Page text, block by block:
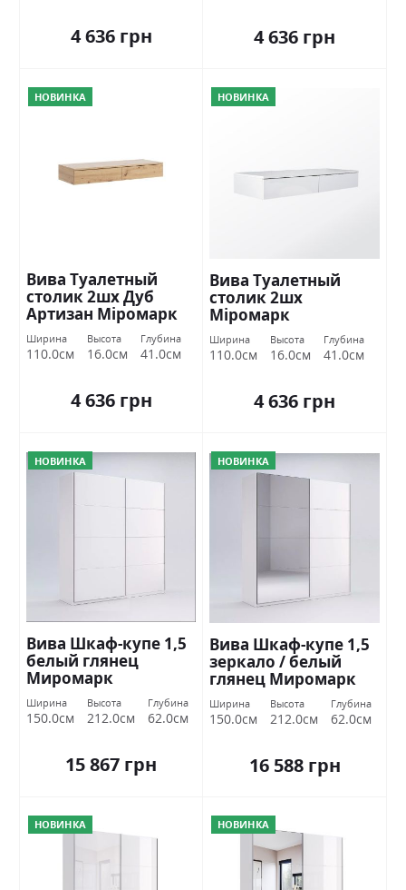
4 636 грн 4 636 грн
НОВИНКА
Вива Туалетный
столик 2шх Дуб
Артизан Міромарк
Ширина
110.0см
Высота
16.0см
Глубина
41.0см
4 636 грн
НОВИНКА
Вива Туалетный
столик 2шх
Міромарк
Ширина
110.0см
Высота
16.0см
Глубина
41.0см
4 636 грн
НОВИНКА
Вива Шкаф-купе 1,5
белый глянец
Миромарк
Ширина
150.0см
Высота
212.0см
Глубина
62.0см
15 867 грн
НОВИНКА
Вива Шкаф-купе 1,5
зеркало / белый
глянец Миромарк
Ширина
150.0см
Высота
212.0см
Глубина
62.0см
16 588 грн
НОВИНКА НОВИНКА